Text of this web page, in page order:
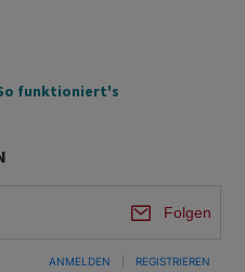
funktioniert's
Folgen
ANMELDEN REGISTRIEREN